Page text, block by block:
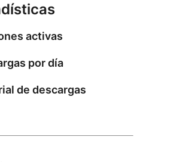
activas
por día
de descargas